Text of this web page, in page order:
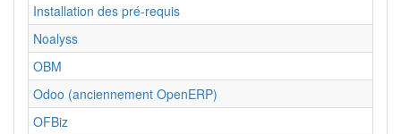
Installation des pré-requis
Noalyss
OBM
Odoo (anciennement OpenERP)
OFBiz